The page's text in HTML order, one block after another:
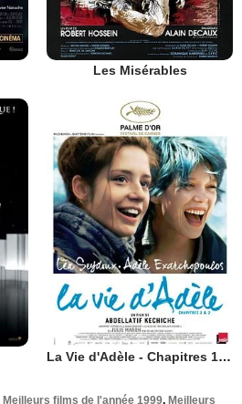
Les Misérables
La Vie d'Adèle - Chapitres 1 et 2
Meilleurs films de l'année 1999, Meilleurs